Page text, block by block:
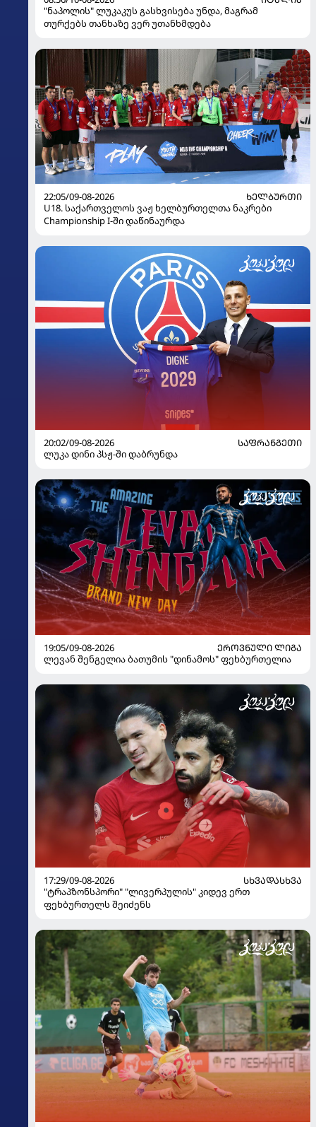
"ნაპოლის" ლუკაკუს გასხვისება უნდა, მაგრამ
თურქებს თანხაზე ვერ უთანხმდება
22:05/09-08-2026
ᲮᲔᲚᲑᲣᲠᲗᲘ
U18. საქართველოს ვაჟ ხელბურთელთა ნაკრები
Championship I-ში დაწინაურდა
20:02/09-08-2026
ᲡᲐᲤᲠᲐᲜᲒᲔᲗᲘ
ლუკა დინი პსჟ-ში დაბრუნდა
19:05/09-08-2026
ᲔᲠᲝᲕᲜᲣᲚᲘ ᲚᲘᲒᲐ
ლევან შენგელია ბათუმის "დინამოს" ფეხბურთელია
17:29/09-08-2026
ᲡᲮᲕᲐᲓᲐᲡᲮᲕᲐ
"ტრაპზონსპორი" "ლივერპულის" კიდევ ერთ
ფეხბურთელს შეიძენს